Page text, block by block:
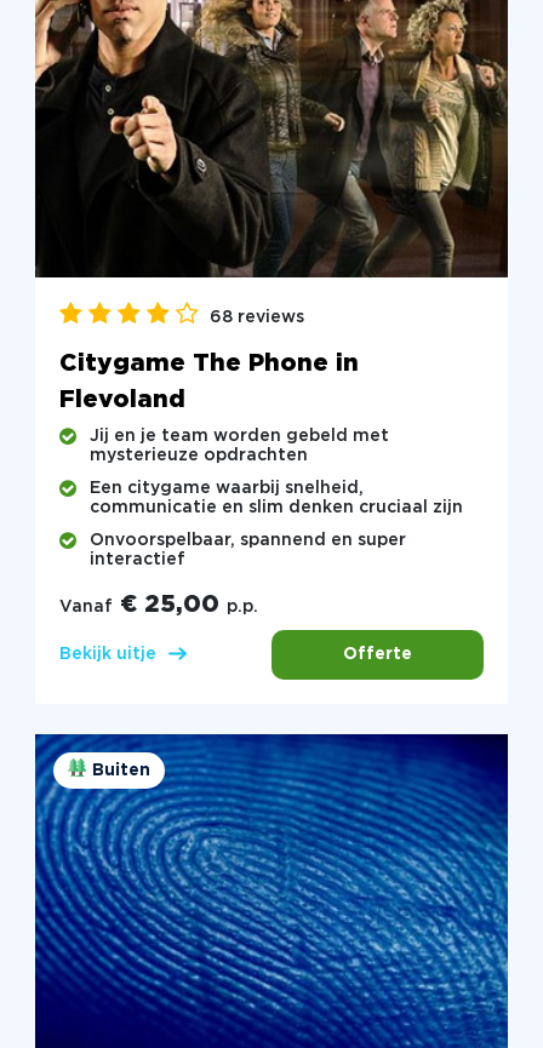
68 reviews
Citygame The Phone in
Flevoland
Jij en je team worden gebeld met
mysterieuze opdrachten
Een citygame waarbij snelheid,
communicatie en slim denken cruciaal zijn
Onvoorspelbaar, spannend en super
interactief
Vanaf € 25,00 p.p.
Bekijk uitje Offerte
Buiten